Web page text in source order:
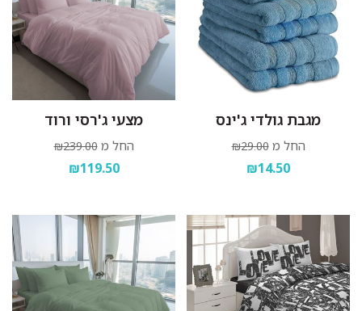
מגבת גולדי ג'ינס
החל מ ₪29.00
₪14.50
מצעי ג'רסי ורוד
החל מ ₪239.00
₪119.50